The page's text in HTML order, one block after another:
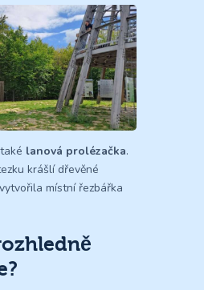
lanová prolézačka.
krášlí dřevěné
místní řezbářka